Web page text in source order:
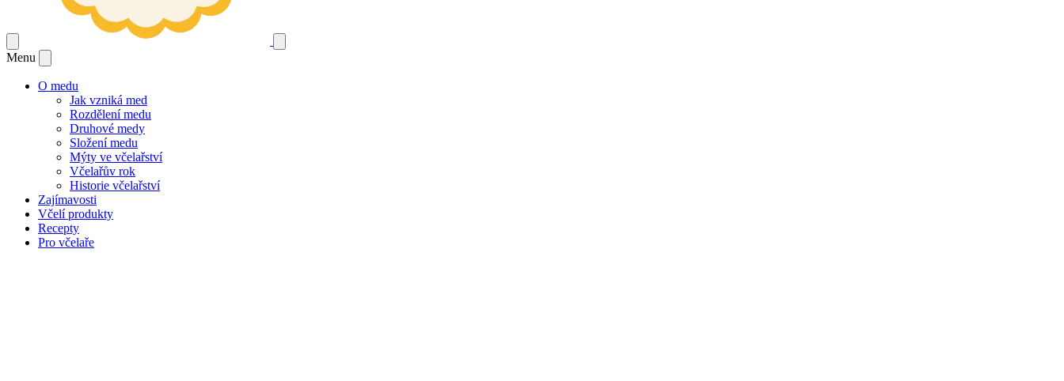
Menu
O medu
Jak vzniká med
Rozdělení medu
Druhové medy
Složení medu
Mýty ve včelařství
Včelařův rok
Historie včelařství
Zajímavosti
Včelí produkty
Recepty
Pro včelaře